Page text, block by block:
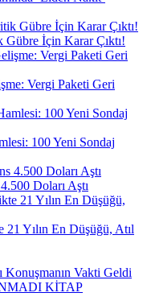
Gübre İçin Karar Çıktı!
Vergi Paketi Geri
100 Yeni Sondaj
Doları Aştı
Yılın En Düşüğü, Atıl
Konuşmanın Vakti Geldi
KİTAP